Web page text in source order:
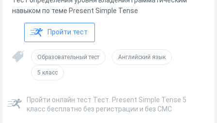
навыком по теме Present Simple Tense
Пройти тест
Образовательный тест Английский язык
5 класс
Пройти онлайн тест Тест. Present Simple Tense 5
класс бесплатно без регистрации и без СМС